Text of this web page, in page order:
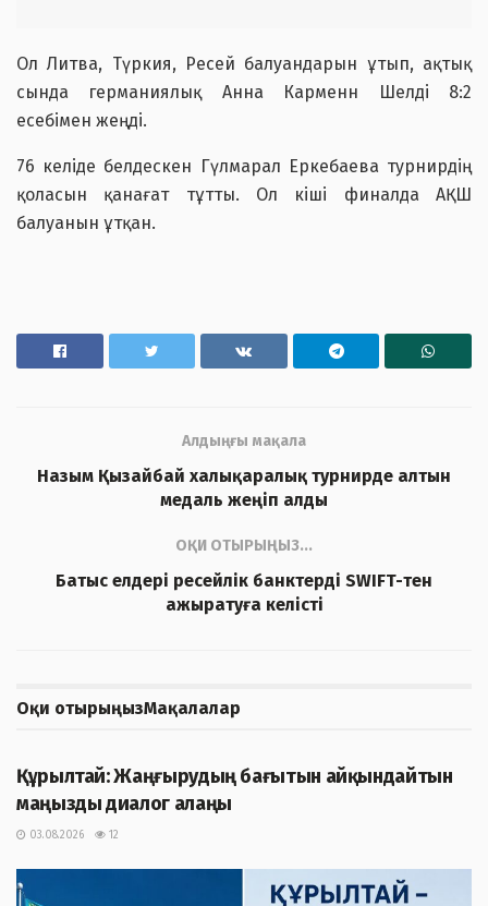
Ол Литва, Түркия, Ресей балуандарын ұтып, ақтық
сында германиялық Анна Карменн Шелді 8:2
есебімен жеңді.
76 келіде белдескен Гүлмарал Еркебаева турнирдің
қоласын қанағат тұтты. Ол кіші финалда АҚШ
балуанын ұтқан.
Алдыңғы мақала
Назым Қызайбай халықаралық турнирде алтын
медаль жеңіп алды
ОҚИ ОТЫРЫҢЫЗ...
Батыс елдері ресейлік банктерді SWIFT-тен
ажыратуға келісті
Оқи отырыңызМақалалар
Құрылтай: Жаңғырудың бағытын айқындайтын
маңызды диалог алаңы
03.08.2026 12